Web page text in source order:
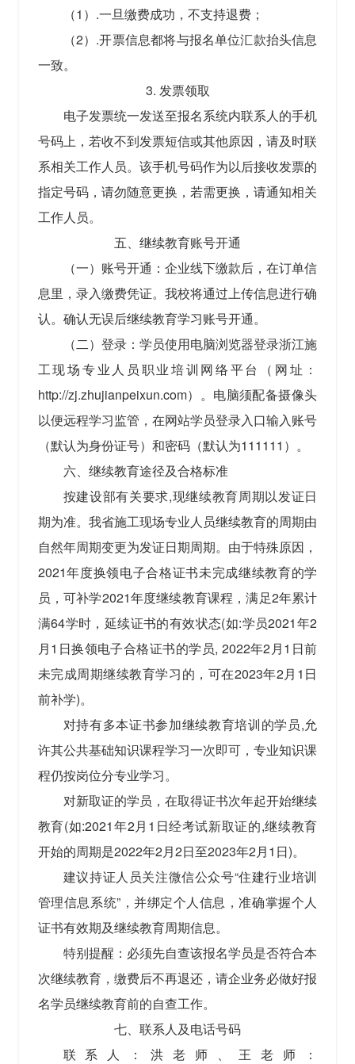
（1）.一旦缴费成功，不支持退费；
（2）.开票信息都将与报名单位汇款抬头信息
一致。
3. 发票领取
电子发票统一发送至报名系统内联系人的手机
号码上，若收不到发票短信或其他原因，请及时联
系相关工作人员。该手机号码作为以后接收发票的
指定号码，请勿随意更换，若需更换，请通知相关
工作人员。
五、继续教育账号开通
（一）账号开通：企业线下缴款后，在订单信
息里，录入缴费凭证。我校将通过上传信息进行确
认。确认无误后继续教育学习账号开通。
（二）登录：学员使用电脑浏览器登录浙江施
工现场专业人员职业培训网络平台（网址：
http://zj.zhujianpeixun.com）。电脑须配备摄像头
以便远程学习监管，在网站学员登录入口输入账号
（默认为身份证号）和密码（默认为111111）。
六、继续教育途径及合格标准
按建设部有关要求,现继续教育周期以发证日
期为准。我省施工现场专业人员继续教育的周期由
自然年周期变更为发证日期周期。由于特殊原因，
2021年度换领电子合格证书未完成继续教育的学
员，可补学2021年度继续教育课程，满足2年累计
满64学时，延续证书的有效状态(如:学员2021年2
月1日换领电子合格证书的学员, 2022年2月1日前
未完成周期继续教育学习的，可在2023年2月1日
前补学)。
对持有多本证书参加继续教育培训的学员,允
许其公共基础知识课程学习一次即可，专业知识课
程仍按岗位分专业学习。
对新取证的学员，在取得证书次年起开始继续
教育(如:2021年2月1日经考试新取证的,继续教育
开始的周期是2022年2月2日至2023年2月1日)。
建议持证人员关注微信公众号“住建行业培训
管理信息系统”，并绑定个人信息，准确掌握个人
证书有效期及继续教育周期信息。
特别提醒：必须先自查该报名学员是否符合本
次继续教育，缴费后不再退还，请企业务必做好报
名学员继续教育前的自查工作。
七、联系人及电话号码
联系人：洪老师、王老师：